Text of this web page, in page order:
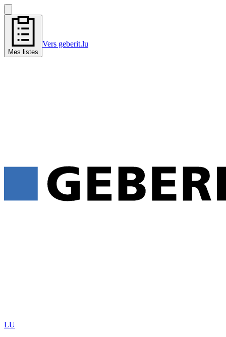
Mes listes
Vers geberit.lu
LU